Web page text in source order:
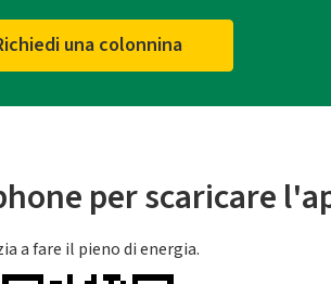
una colonnina
per scaricare
a fare il pieno di energia.